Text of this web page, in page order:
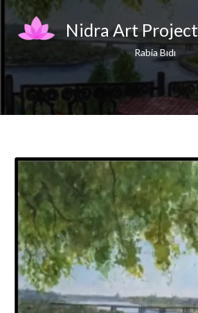
Skip
to
content
Nidra Art Project
Rabia Bıdı